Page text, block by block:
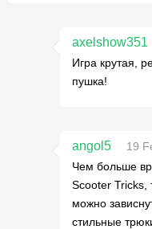
axelshow351
Игра крутая,
пушка!
angol5
19
Чем больше
Scooter Tricks,
можно
стильные